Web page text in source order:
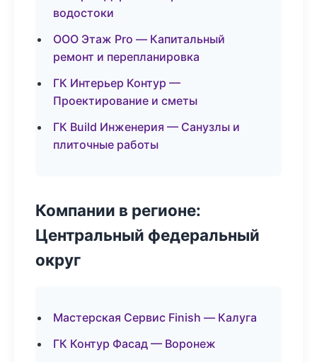
водостоки
ООО Этаж Pro — Капитальный
ремонт и перепланировка
ГК Интерьер Контур —
Проектирование и сметы
ГК Build Инженерия — Санузлы и
плиточные работы
Компании в регионе:
Центральный федеральный
округ
Мастерская Сервис Finish — Калуга
ГК Контур Фасад — Воронеж